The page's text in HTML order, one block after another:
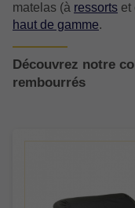
matelas (à ressorts et
haut de gamme.
Découvrez notre
rembourrés